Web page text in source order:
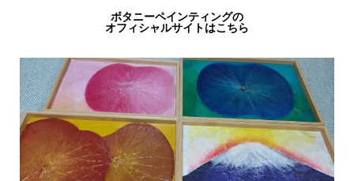
ボタニーペインティングの
オフィシャルサイトはこちら